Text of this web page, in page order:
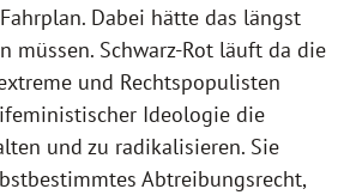
Dabei hätte das längst
müssen. Schwarz-Rot läuft da die
und Rechtspopulisten
Ideologie die
und zu radikalisieren. Sie
Abtreibungsrecht,